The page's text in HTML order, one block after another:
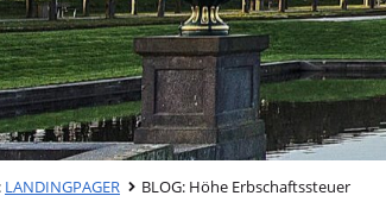
LANDINGPAGER BLOG: Höhe Erbschaftssteuer